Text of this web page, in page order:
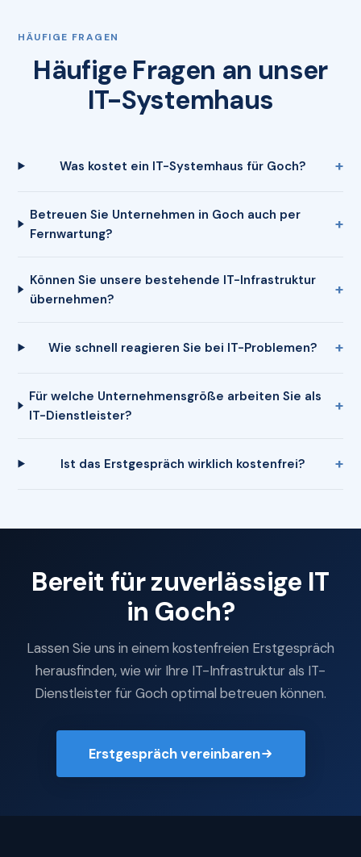
HÄUFIGE FRAGEN
Häufige Fragen an unser
IT-Systemhaus
Was kostet ein IT-Systemhaus für Goch?
Betreuen Sie Unternehmen in Goch auch per
Fernwartung?
Können Sie unsere bestehende IT-Infrastruktur
übernehmen?
Wie schnell reagieren Sie bei IT-Problemen?
Für welche Unternehmensgröße arbeiten Sie als
IT-Dienstleister?
Ist das Erstgespräch wirklich kostenfrei?
Bereit für zuverlässige IT
in Goch?
Lassen Sie uns in einem kostenfreien Erstgespräch
herausfinden, wie wir Ihre IT-Infrastruktur als IT-
Dienstleister für Goch optimal betreuen können.
Erstgespräch vereinbaren